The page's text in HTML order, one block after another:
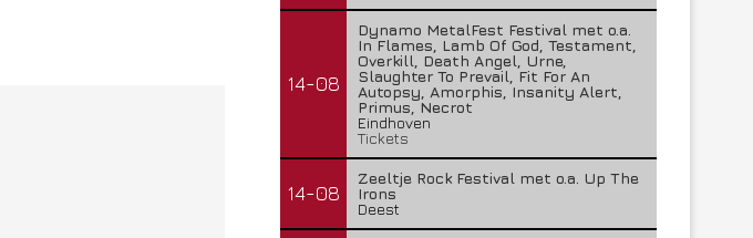
14-08
Dynamo MetalFest Festival met o.a.
In Flames, Lamb Of God, Testament,
Overkill, Death Angel, Urne,
Slaughter To Prevail, Fit For An
Autopsy, Amorphis, Insanity Alert,
Primus, Necrot
Eindhoven
Tickets
14-08
Zeeltje Rock Festival met o.a. Up The
Irons
Deest